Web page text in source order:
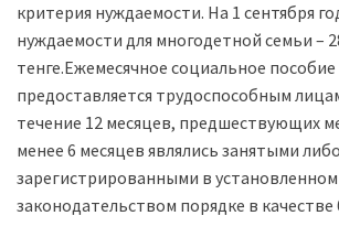
критерия нуждаемости. На 1 сентября
нуждаемости для многодетной семьи –
тенге.Ежемесячное социальное пособие
предоставляется трудоспособным
течение 12 месяцев, предшествующих
менее 6 месяцев являлись занятыми либо
зарегистрированными в установленном
законодательством порядке в